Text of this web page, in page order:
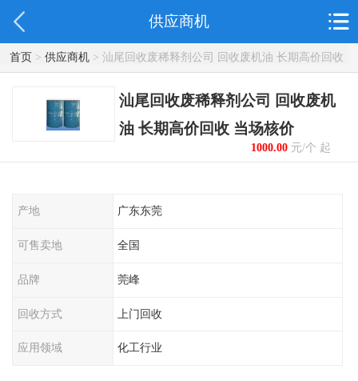
供应商机
首页> 供应商机> 汕尾回收废稀释剂公司 回收废机油 长期高价回收
当场核价
汕尾回收废稀释剂公司 回收废机
油 长期高价回收 当场核价
1000.00元/个 起
产地 广东东莞
可售卖地 全国
品牌 莞峰
回收方式 上门回收
应用领域 化工行业